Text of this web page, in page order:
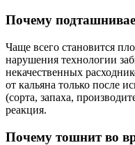
Почему
Чаще всего становится
нарушения технологии
некачественных
от кальяна только после
(сорта, запаха,
реакция.
Почему тошнит во